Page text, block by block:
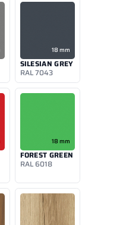
18 mm
SILESIAN GREY
RAL 7043
18 mm
FOREST GREEN
RAL 6018